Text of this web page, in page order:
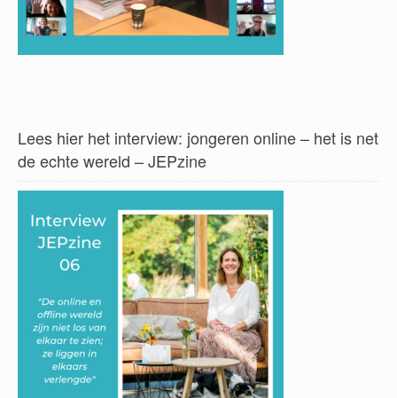
Lees hier het interview: jongeren online – het is net
de echte wereld – JEPzine